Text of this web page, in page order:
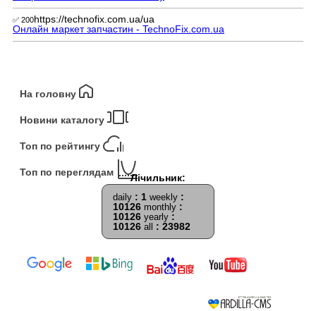
✅ 200https://technofix.com.ua/ua
Онлайн маркет запчастин - TechnoFix.com.ua
На головну
Новини каталогу
Топ по рейтингу
Топ по переглядам
daily : 1 weekly :
10126 monthly :
10126 yearly :
10126 all : 23982